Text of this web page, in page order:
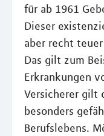
für ab 1961
Dieser
aber recht
Das gilt zum
Erkrankungen
Versicherer gilt
besonders
Berufslebens.